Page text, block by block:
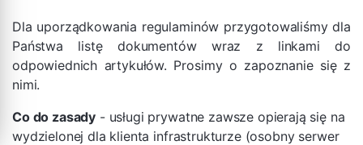
Dla uporządkowania regulaminów przygotowaliśmy dla
Państwa listę dokumentów wraz z linkami do
odpowiednich artykułów. Prosimy o zapoznanie się z
nimi.
Co do zasady - usługi prywatne zawsze opierają się na
wydzielonej dla klienta infrastrukturze (osobny serwer